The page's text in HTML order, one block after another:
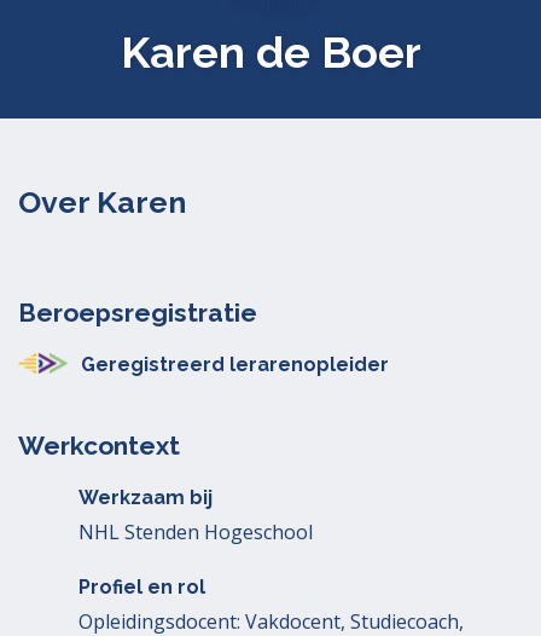
Karen de Boer
Over Karen
Beroepsregistratie
Geregistreerd lerarenopleider
Werkcontext
Werkzaam bij
NHL Stenden Hogeschool
Profiel en rol
Opleidingsdocent: Vakdocent, Studiecoach,